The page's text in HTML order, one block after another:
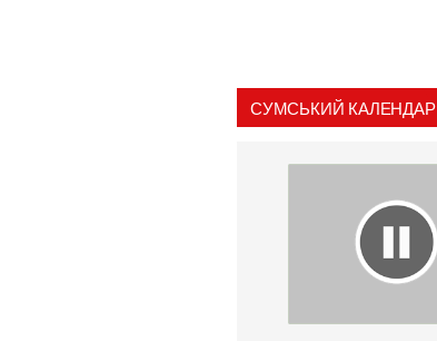
СУМСЬКИЙ КАЛЕНДАР